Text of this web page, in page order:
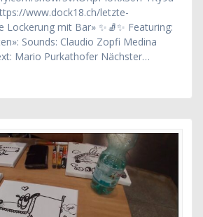
www.dock18.ch/letzte-
Lockerung mit Bar» ✨🧦✨ Featuring:
Sounds: Claudio Zopfi Medina
Mario Purkathofer Nächster…